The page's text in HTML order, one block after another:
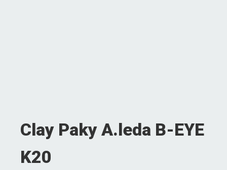
Clay Paky A.leda B-EYE
K20